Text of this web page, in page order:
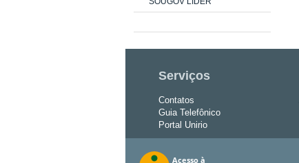
Serviços
Contatos
Guia Telefônico
Portal Unirio